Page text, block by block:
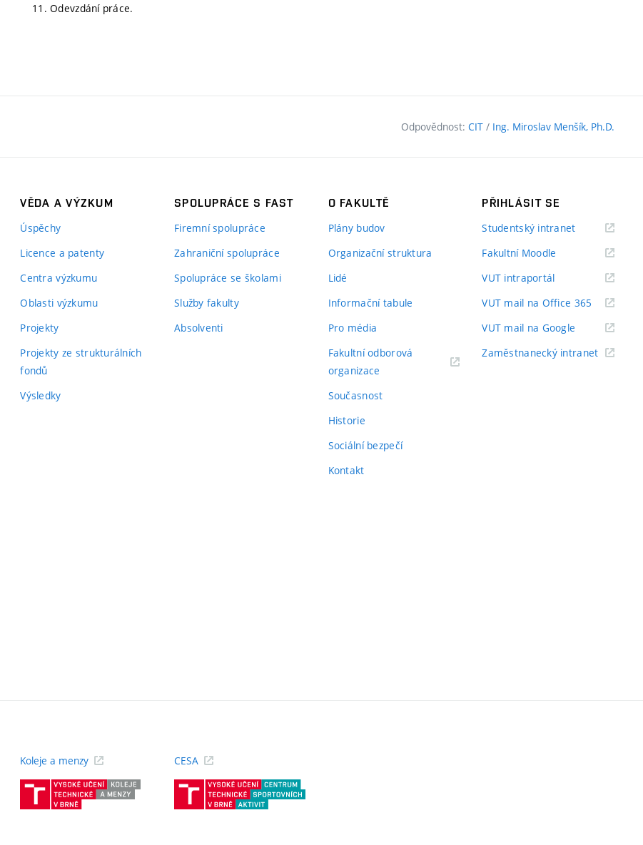
11. Odevzdání práce.
Odpovědnost: CIT / Ing. Miroslav Menšík, Ph.D.
VĚDA A VÝZKUM
Úspěchy
Licence a patenty
Centra výzkumu
Oblasti výzkumu
Projekty
Projekty ze strukturálních
fondů
Výsledky
SPOLUPRÁCE S FAST
Firemní spolupráce
Zahraniční spolupráce
Spolupráce se školami
Služby fakulty
Absolventi
O FAKULTĚ
Plány budov
Organizační struktura
Lidé
Informační tabule
Pro média
Fakultní odborová
organizace
Současnost
Historie
Sociální bezpečí
Kontakt
PŘIHLÁSIT SE
Studentský intranet(externí
Fakultní Moodle
VUT intraportál(externí
VUT mail na Office 365 (externí
odkaz)
VUT mail na Google (externí
Zaměstnanecký intranet(externí
Koleje a menzy
(externí
CESA